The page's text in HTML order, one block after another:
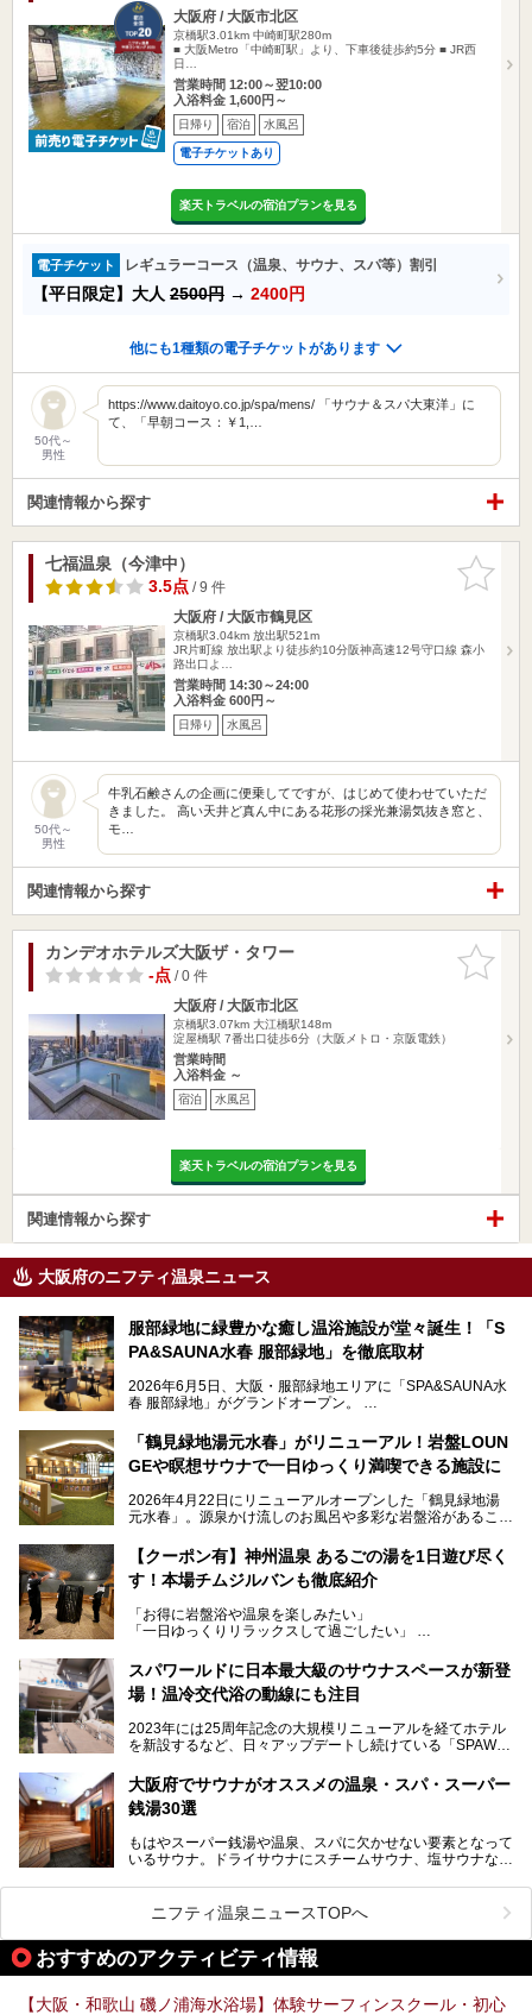
大阪府 / 大阪市北区
京橋駅3.01km 中崎町駅280m
■ 大阪Metro「中崎町駅」より、下車後徒歩約5分 ■ JR西
日…
営業時間 12:00～翌10:00
入浴料金 1,600円～
日帰り 宿泊 水風呂
電子チケットあり
楽天トラベルの宿泊プランを見る
電子チケット レギュラーコース（温泉、サウナ、スパ等）割引
【平日限定】大人 2500円 → 2400円
他にも1種類の電子チケットがあります
50代～
男性
https://www.daitoyo.co.jp/spa/mens/ 「サウナ＆スパ大東洋」に
て、「早朝コース：￥1,…
関連情報から探す
お気に入
りに追加
七福温泉（今津中）
3.5点/ 9 件
大阪府 / 大阪市鶴見区
京橋駅3.04km 放出駅521m
JR片町線 放出駅より徒歩約10分阪神高速12号守口線 森小
路出口よ…
営業時間 14:30～24:00
入浴料金 600円～
日帰り 水風呂
50代～
男性
牛乳石鹸さんの企画に便乗してですが、はじめて使わせていただ
きました。 高い天井ど真ん中にある花形の採光兼湯気抜き窓と、
モ…
関連情報から探す
お気に入
りに追加
カンデオホテルズ大阪ザ・タワー
-点/ 0 件
大阪府 / 大阪市北区
京橋駅3.07km 大江橋駅148m
淀屋橋駅 7番出口徒歩6分（大阪メトロ・京阪電鉄）
営業時間
入浴料金 ～
宿泊 水風呂
楽天トラベルの宿泊プランを見る
関連情報から探す
大阪府のニフティ温泉ニュース
服部緑地に緑豊かな癒し温浴施設が堂々誕生！「S
PA&SAUNA水春 服部緑地」を徹底取材
2026年6月5日、大阪・服部緑地エリアに「SPA&SAUNA水
春 服部緑地」がグランドオープン。
当初の計画から約5年の時を経て誕生した本施設は、温泉・
サウナ・岩盤浴・フィットネス・ラウンジ・レストランなど
を融合した、これまでの“水春”のイメージをさらに進化させ
今回はオープン前の内覧会に参加し、館内のこだわりポイン
サウナー注目の3種のサウナや160cmの深水風呂、没入感の
高い岩盤浴エリア、日本最大の台数を誇る最新AIフィットネ
スマシンなど、見どころ満載の館内を詳しくご紹介します。
「鶴見緑地湯元水春」がリニューアル！岩盤LOUN
GEや瞑想サウナで一日ゆっくり満喫できる施設に
2026年4月22日にリニューアルオープンした「鶴見緑地湯
元水春」。源泉かけ流しのお風呂や多彩な岩盤浴があること
に“一日中くつろげる場所”としてパワーアップしています。
今回のリニューアルでは、新たに登場した瞑想サウナをはじ
見どころが盛りだくさん。日常の疲れを癒やしたい方はもち
ろん、休日にゆったり過ごしたい方にもぴったりの内容とな
本記事では、そんなリニューアル後の注目ポイントを詳しく
紹介します。これから「鶴見緑地湯元水春」に訪れる方や、
い。
【クーポン有】神州温泉 あるごの湯を1日遊び尽く
す！本場チムジルバンも徹底紹介
「お得に岩盤浴や温泉を楽しみたい」
「一日ゆっくりリラックスして過ごしたい」
利用できる「神州温泉 あるごの湯」です。
あるごの湯は、大阪府豊中市にある日帰り温浴施設で、阪急
チムジルバン（岩盤浴）を中心に、発汗・リラックス・漫画
タイムまで満喫できる長時間滞在型の施設なので、一日中ゆ
る迫力ある熱波パフォーマンスも毎日行われており、“とと
のう”体験をしっかり楽しめるのもポイントです。
ケやボウリングといった遊び場もあり、友人同士やカップル
で“遊び+癒し”の一日を過ごすのにもぴったり。
処にいたるまで魅力をたっぷり堪能してきたので、その全容
スパワールドに日本最大級のサウナスペースが新登
場！温冷交代浴の動線にも注目
2023年には25周年記念の大規模リニューアルを経てホテル
を新設するなど、日々アップデートし続けている「SPAWO
そんなスパワールドが2025年11月15日（土）に、新たな浴
室や日本最大級140人収容の大規模サウナを携えてリニュー
アルオープン！浴室である4F・6Fそれぞれにリニューアル
大規模リニューアルの全容を確認すべく、リニューアルプレ
オープンイベントに行ってきました！今回はそのリニューア
大阪府でサウナがオススメの温泉・スパ・スーパー
銭湯30選
もはやスーパー銭湯や温泉、スパに欠かせない要素となって
いるサウナ。ドライサウナにスチームサウナ、塩サウナな
ペース、ロウリュウなど、心ゆくまで楽しむためのサービス
が充実した施設も多くみられます。
今回はそんなサウナにこだわった、大阪府内のオススメ温
泉・銭湯・スパを30件紹介したいと思います！
ニフティ温泉ニュースTOPへ
おすすめのアクティビティ情報
【大阪・和歌山 磯ノ浦海水浴場】体験サーフィンスクール・初心